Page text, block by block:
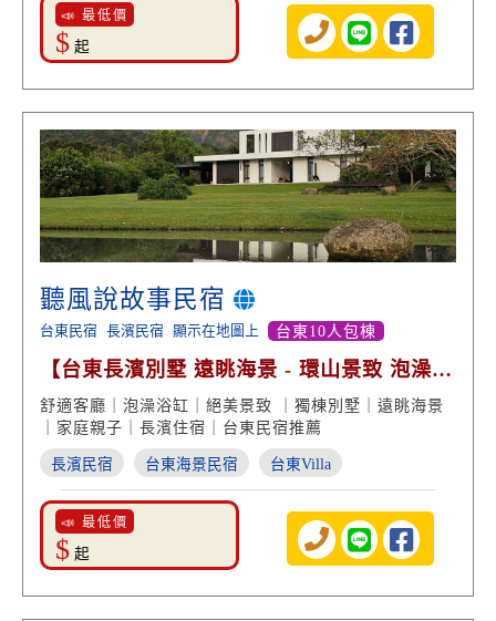
📣 最低價
$ 起
聽風說故事民宿
台東民宿 長濱民宿 顯示在地圖上 台東10人包棟
【台東長濱別墅 遠眺海景 - 環山景致 泡澡放
鬆 美味餐點】
舒適客廳｜泡澡浴缸｜絕美景致 ｜獨棟別墅｜遠眺海景
｜家庭親子｜長濱住宿｜台東民宿推薦
長濱民宿 台東海景民宿 台東Villa
📣 最低價
$ 起